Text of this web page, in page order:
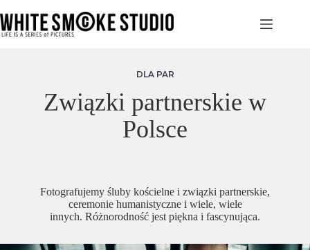
do
treści
DLA PAR
Związki partnerskie w
Polsce
Fotografujemy śluby kościelne i związki partnerskie,
ceremonie humanistyczne i wiele, wiele
innych. Różnorodność jest piękna i fascynująca.